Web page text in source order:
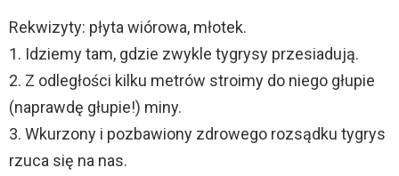
Rekwizyty: płyta wiórowa, młotek.
1. Idziemy tam, gdzie zwykle tygrysy przesiadują.
2. Z odległości kilku metrów stroimy do niego głupie
(naprawdę głupie!) miny.
3. Wkurzony i pozbawiony zdrowego rozsądku tygrys
rzuca się na nas.